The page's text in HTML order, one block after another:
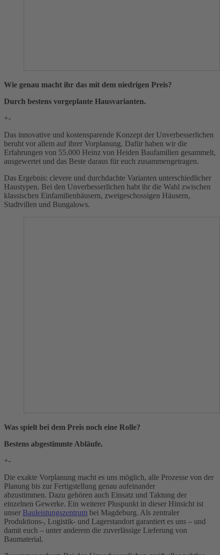
Wie genau macht ihr das mit dem niedrigen Preis?
Durch bestens vorgeplante Hausvarianten.
+-
Das innovative und kostensparende Konzept der Unverbesserlichen
beruht vor allem auf ihrer Vorplanung. Dafür haben wir die
Erfahrungen von 55.000 Heinz von Heiden Baufamilien gesammelt,
ausgewertet und das Beste daraus für euch zusammengetragen.
Das Ergebnis: clevere und durchdachte Varianten unterschiedlicher
Haustypen. Bei den Unverbesserlichen habt ihr die Wahl zwischen
klassischen Einfamilienhäusern, zweigeschossigen Häusern,
Stadtvillen und Bungalows.
Was spielt bei dem Preis noch eine Rolle?
Bestens abgestimmte Abläufe.
+-
Die exakte Vorplanung macht es uns möglich, alle Prozesse von der
Planung bis zur Fertigstellung genau aufeinander
abzustimmen. Dazu gehören auch Einsatz und Taktung der
einzelnen Gewerke. Ein weiterer Pluspunkt in dieser Hinsicht ist
unser Bauleistungszentrum bei Magdeburg. Als zentraler
Produktions-, Logistik- und Lagerstandort garantiert es uns – und
damit euch – unter anderem die zuverlässige Lieferung von
Baumaterial.